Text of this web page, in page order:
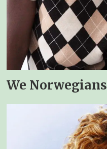
We Norwegians